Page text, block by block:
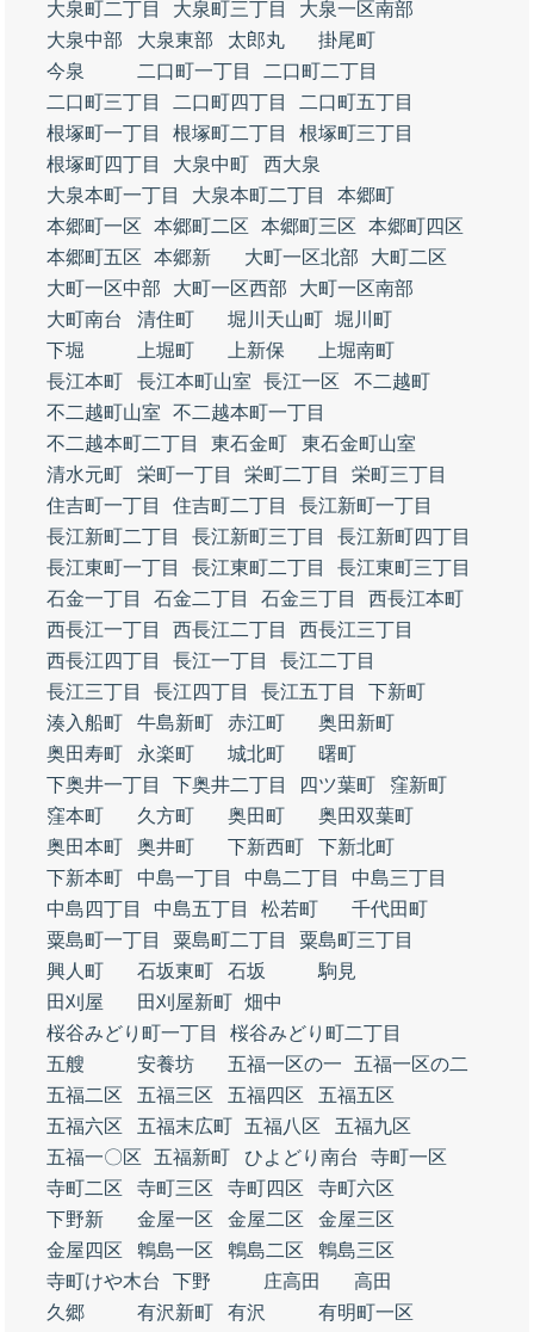
大泉町二丁目 大泉町三丁目
大泉一区南部
大泉中部
大泉東部 太郎丸
掛尾町
今泉
二口町一丁目
二口町二丁目
二口町三丁目
二口町四丁目
二口町五丁目
根塚町一丁目
根塚町二丁目
根塚町三丁目
根塚町四丁目
大泉中町
西大泉
大泉本町一丁目
大泉本町二丁目
本郷町
本郷町一区
本郷町二区 本郷町三区
本郷町四区
本郷町五区
本郷新 大町一区北部
大町二区
大町一区中部
大町一区西部
大町一区南部
大町南台
清住町 堀川天山町 堀川町
下堀
上堀町 上新保
上堀南町
長江本町
長江本町山室 長江一区
不二越町
不二越町山室
不二越本町一丁目
不二越本町二丁目
東石金町
東石金町山室
清水元町
栄町一丁目 栄町二丁目
栄町三丁目
住吉町一丁目
住吉町二丁目
長江新町一丁目
長江新町二丁目
長江新町三丁目
長江新町四丁目
長江東町一丁目
長江東町二丁目
長江東町三丁目
石金一丁目
石金二丁目 石金三丁目
西長江本町
西長江一丁目
西長江二丁目
西長江三丁目
西長江四丁目
長江一丁目
長江二丁目
長江三丁目
長江四丁目 長江五丁目
下新町
湊入船町
牛島新町 赤江町
奥田新町
奥田寿町
永楽町 城北町
曙町
下奥井一丁目
下奥井二丁目 四ツ葉町
窪新町
窪本町
久方町 奥田町
奥田双葉町
奥田本町
奥井町 下新西町
下新北町
下新本町
中島一丁目 中島二丁目
中島三丁目
中島四丁目
中島五丁目 松若町
千代田町
粟島町一丁目
粟島町二丁目
粟島町三丁目
興人町
石坂東町 石坂
駒見
田刈屋
田刈屋新町 畑中
桜谷みどり町一丁目
桜谷みどり町二丁目
五艘
安養坊 五福一区の一
五福一区の二
五福二区
五福三区 五福四区
五福五区
五福六区
五福末広町 五福八区
五福九区
五福一〇区
五福新町 ひよどり南台
寺町一区
寺町二区
寺町三区 寺町四区
寺町六区
下野新
金屋一区 金屋二区
金屋三区
金屋四区
鵯島一区 鵯島二区
鵯島三区
寺町けや木台
下野 庄高田
高田
久郷
有沢新町 有沢
有明町一区